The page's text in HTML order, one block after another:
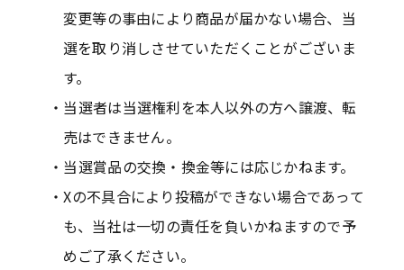
変更等の事由により商品が届かない場合、当
選を取り消しさせていただくことがございま
す。
当選者は当選権利を本人以外の方へ譲渡、転
売はできません。
当選賞品の交換・換金等には応じかねます。
Xの不具合により投稿ができない場合であって
も、当社は一切の責任を負いかねますので予
めご了承ください。